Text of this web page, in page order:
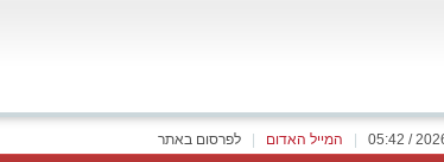
לפרסום באתר המייל האדום